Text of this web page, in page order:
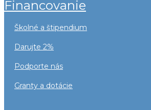
financovanie
školné a štipendium
darujte 2%
podporte nás
granty a dotácie